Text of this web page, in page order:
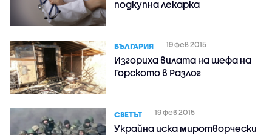
подкупна лекарка
БЪЛГАРИЯ 19 фев 2015
Изгориха вилата на шефа на
Горското в Разлог
СВЕТЪТ 19 фев 2015
Украйна иска миротворчески